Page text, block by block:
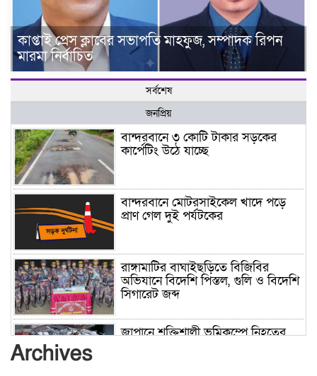
কাপ্তাই প্রেস ক্লাবের সভাপতি মাহফুজ, সম্পাদক রিপন
মারমা নির্বাচিত
সর্বশেষ
জনপ্রিয়
বান্দরবানে ৩ কোটি টাকার সড়কের
কার্পেটিং উঠে যাচ্ছে
বান্দরবানে মোটরসাইকেল খাদে পড়ে
প্রাণ গেল দুই পর্যটকের
রাঙ্গামাটির বাঘাইছড়িতে বিজিবির
অভিযানে বিদেশি পিস্তল, গুলি ও বিদেশি
সিগারেট জব্দ
জাপানে শক্তিশালী ভূমিকম্পে নিহতের
Archives